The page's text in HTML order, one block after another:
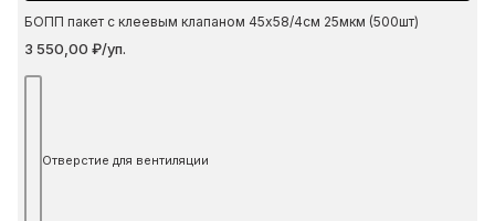
БОПП пакет с клеевым клапаном 45х58/4см 25мкм (500шт)
3 550,00 ₽/уп.
Отверстие для вентиляции